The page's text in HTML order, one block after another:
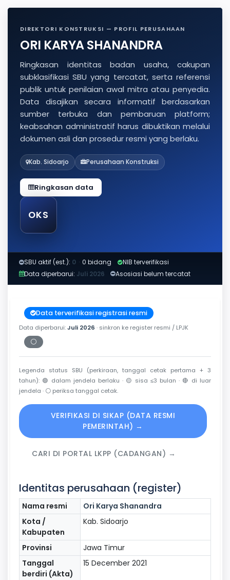
DIREKTORI KONSTRUKSI — PROFIL PERUSAHAAN
ORI KARYA SHANANDRA
Ringkasan identitas badan usaha, cakupan
subklasifikasi SBU yang tercatat, serta referensi
publik untuk penilaian awal mitra atau penyedia.
Data disajikan secara informatif berdasarkan
sumber terbuka dan pembaruan platform;
keabsahan administratif harus dibuktikan melalui
dokumen asli dan prosedur resmi yang berlaku.
Kab. Sidoarjo Perusahaan Konstruksi
Ringkasan data
OKS
SBU aktif (est.): 0 · 0 bidang
NIB terverifikasi
Data diperbarui: Juli 2026 Asosiasi belum tercatat
Data terverifikasi registrasi resmi
Data diperbarui:Juli 2026 · sinkron ke register resmi / LPJK
⚪
Periksa tanggal cetak
Legenda status SBU (perkiraan, tanggal cetak pertama + 3
tahun): 🟢 dalam jendela berlaku · 🟡 sisa ≤3 bulan · 🔴 di luar
jendela · ⚪ periksa tanggal cetak.
VERIFIKASI DI SIKAP (DATA RESMI
PEMERINTAH) →
CARI DI PORTAL LKPP (CADANGAN) →
Identitas perusahaan (register)
Nama resmi
Ori Karya Shanandra
Kota /
Kabupaten
Kab. Sidoarjo
Provinsi
Jawa Timur
Tanggal
berdiri (Akta)
15 December 2021